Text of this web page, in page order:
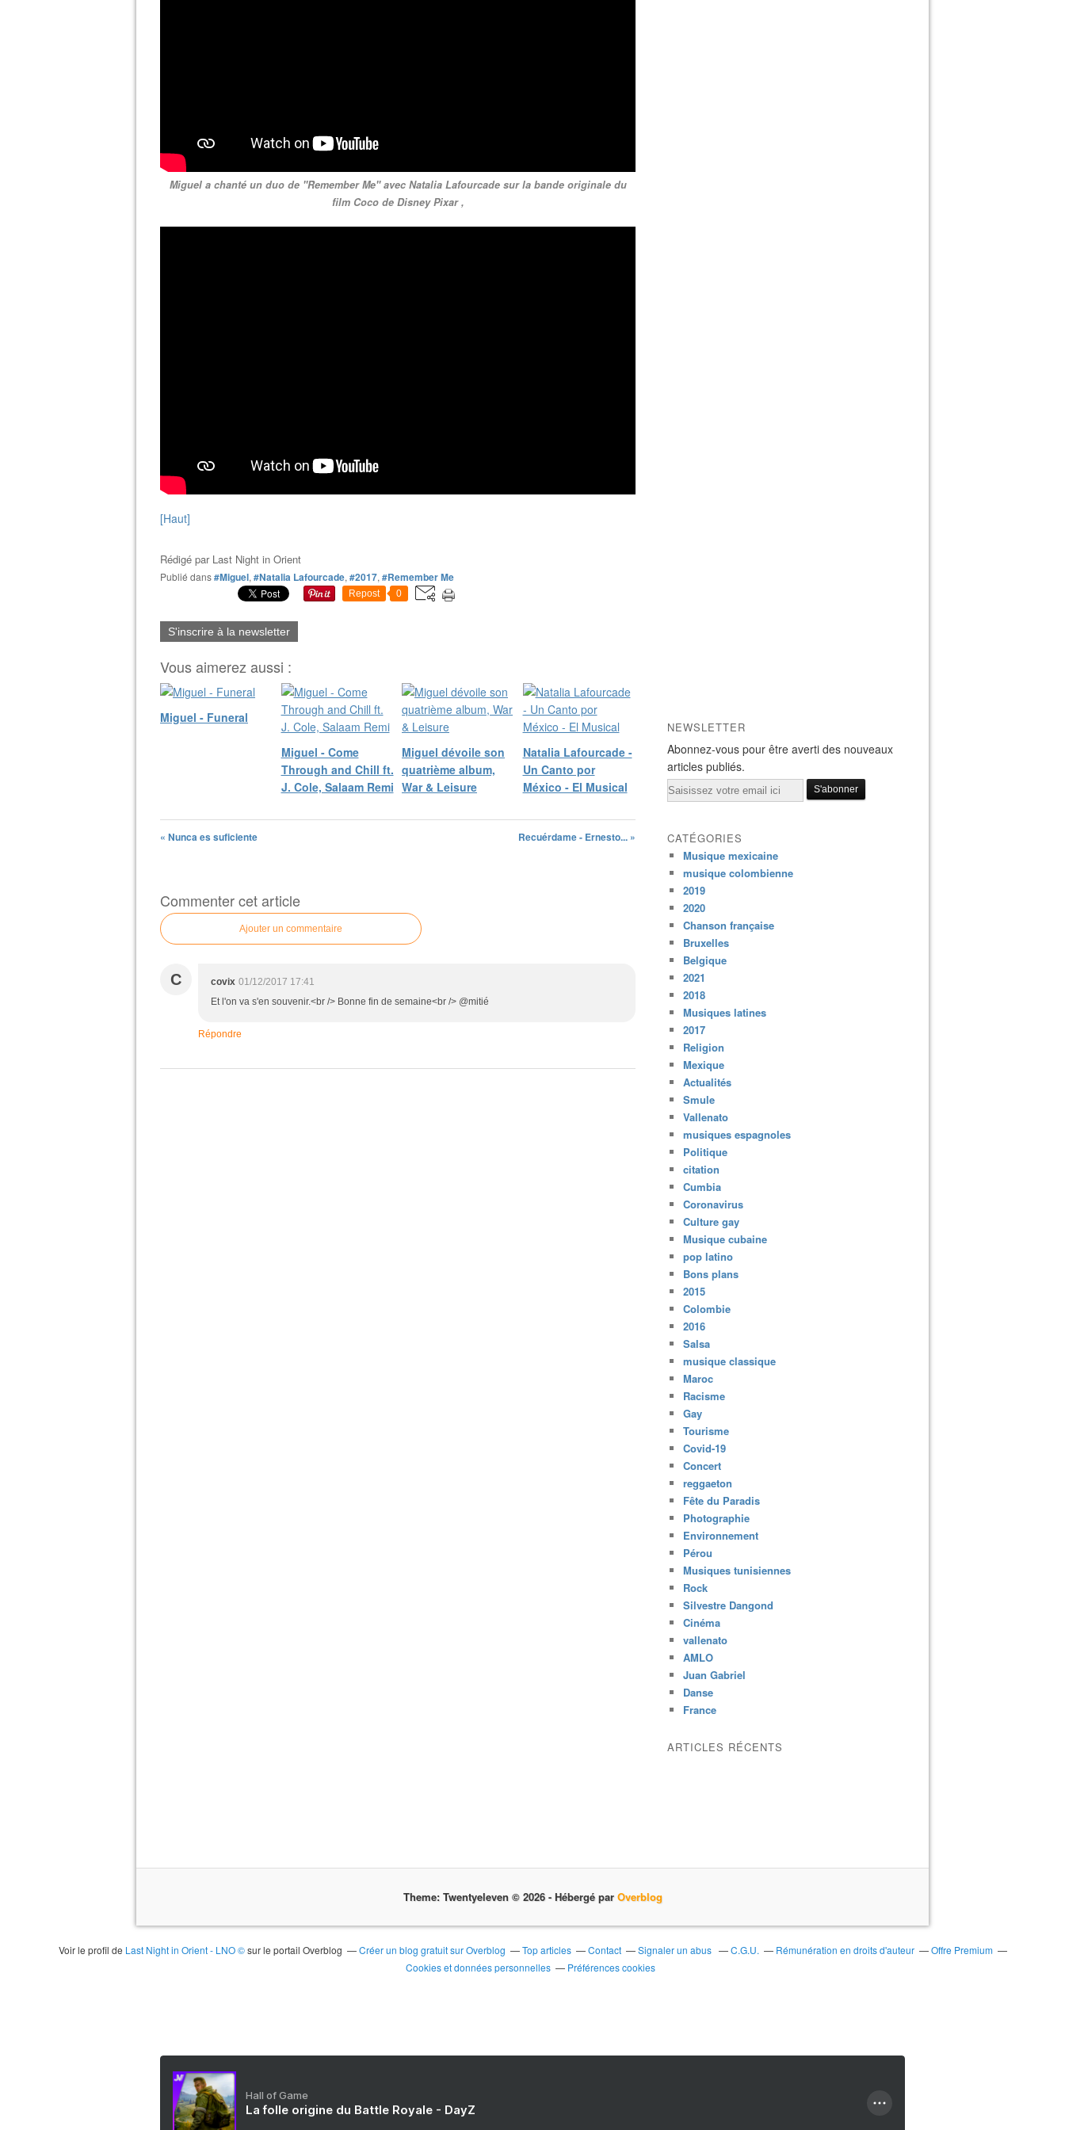
Miguel a chanté un duo de "Remember Me" avec Natalia Lafourcade sur la bande originale du
film Coco de Disney Pixar ,
[Haut]
Rédigé par Last Night in Orient
Publié dans#Miguel, #Natalia Lafourcade, #2017, #Remember Me
Repost 0
S'inscrire à la newsletter
Vous aimerez aussi :
Miguel - Funeral
Miguel - Come
Through and Chill ft.
J. Cole, Salaam Remi
Miguel dévoile son
quatrième album,
War & Leisure
Natalia Lafourcade -
Un Canto por
México - El Musical
« Nunca es suficiente Recuérdame - Ernesto... »
Commenter cet article
Ajouter un commentaire
C covix 01/12/2017 17:41
Et l'on va s'en souvenir.<br /> Bonne fin de semaine<br /> @mitié
Répondre
NEWSLETTER
Abonnez-vous pour être averti des nouveaux
articles publiés.
Email
CATÉGORIES
Musique mexicaine
musique colombienne
2019
2020
Chanson française
Bruxelles
Belgique
2021
2018
Musiques latines
2017
Religion
Mexique
Actualités
Smule
Vallenato
musiques espagnoles
Politique
citation
Cumbia
Coronavirus
Culture gay
Musique cubaine
pop latino
Bons plans
2015
Colombie
2016
Salsa
musique classique
Maroc
Racisme
Gay
Tourisme
Covid-19
Concert
reggaeton
Fête du Paradis
Photographie
Environnement
Pérou
Musiques tunisiennes
Rock
Silvestre Dangond
Cinéma
vallenato
AMLO
Juan Gabriel
Danse
France
ARTICLES RÉCENTS
Theme: Twentyeleven © 2026 - Hébergé par Overblog
Voir le profil de Last Night in Orient - LNO ©sur le portail Overblog Créer un blog gratuit sur Overblog Top articles Contact Signaler un abus C.G.U. Rémunération en droits d'auteur
Offre Premium
Cookies et données personnelles
Préférences cookies
Hall of Game
La folle origine du Battle Royale - DayZ